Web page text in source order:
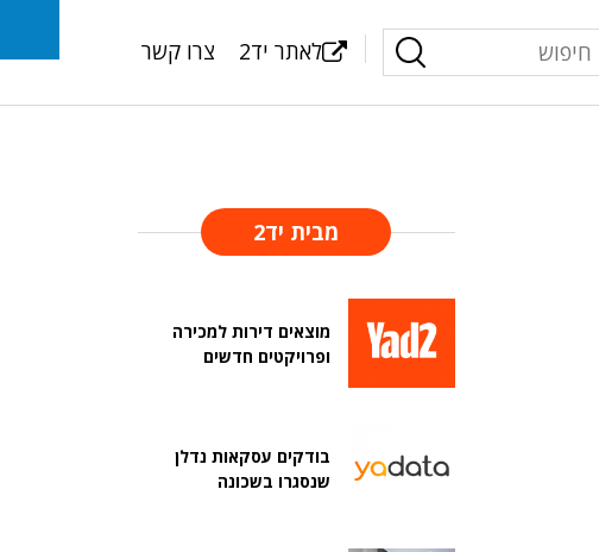
לאתר יד2 צרו קשר
מבית יד2
מוצאים דירות למכירה
ופרויקטים חדשים
בודקים עסקאות נדלן
שנסגרו בשכונה